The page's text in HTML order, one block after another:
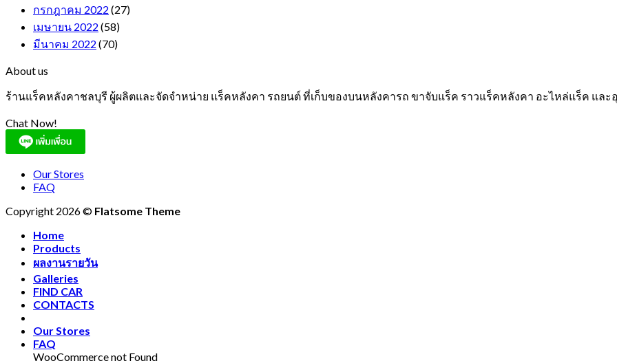
กรกฎาคม 2022 (27)
เมษายน 2022 (58)
มีนาคม 2022 (70)
About us
ร้านแร็คหลังคาชลบุรี ผู้ผลิตและจัดจำหน่าย แร็คหลังคา รถยนต์ ที่เก็บของบนหลังคารถ ขาจับแร็ค ราวแร็คหลังคา อะไหล่แร็ค แล
Chat Now!
Our Stores
FAQ
Copyright 2026 © Flatsome Theme
Home
Products
ผลงานรายวัน
Galleries
FIND CAR
CONTACTS
Our Stores
FAQ
WooCommerce not Found